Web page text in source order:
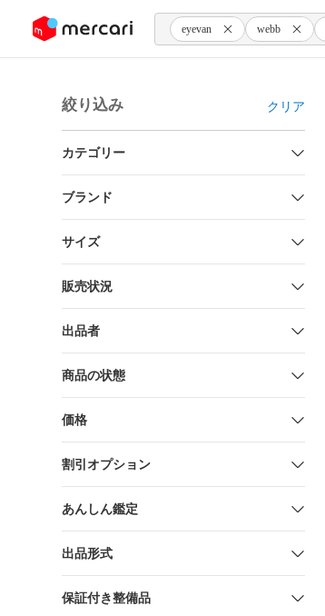
ツにスキップ eyevan webb
絞り込み クリア
カテゴリー
ブランド
サイズ
販売状況
出品者
商品の状態
価格
割引オプション
あんしん鑑定
出品形式
保証付き整備品